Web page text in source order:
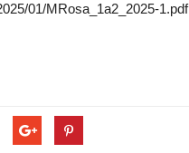
01/MRosa_1a2_2025-1.pdf